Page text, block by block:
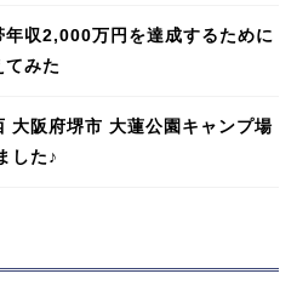
年収2,000万円を達成するために
てみた
大阪府堺市 大蓮公園キャンプ場
した♪